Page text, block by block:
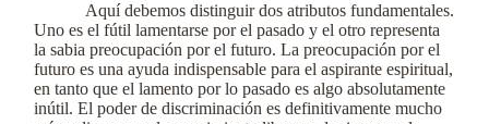
Aquí debemos distinguir dos atributos fundamentales.
Uno es el fútil lamentarse por el pasado y el otro representa
la sabia preocupación por el futuro. La preocupación por el
futuro es una ayuda indispensable para el aspirante espiritual,
en tanto que el lamento por lo pasado es algo absolutamente
inútil. El poder de discriminación es definitivamente mucho